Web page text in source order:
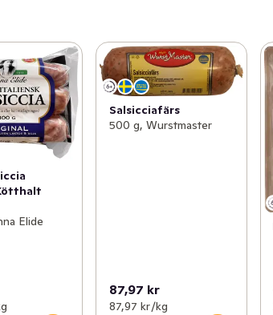
Elide
Salsicciafärs
500 g, Wurstmaster
87,97 kr
87,97 kr /kg